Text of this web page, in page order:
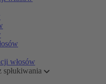
włosów
spłukiwania